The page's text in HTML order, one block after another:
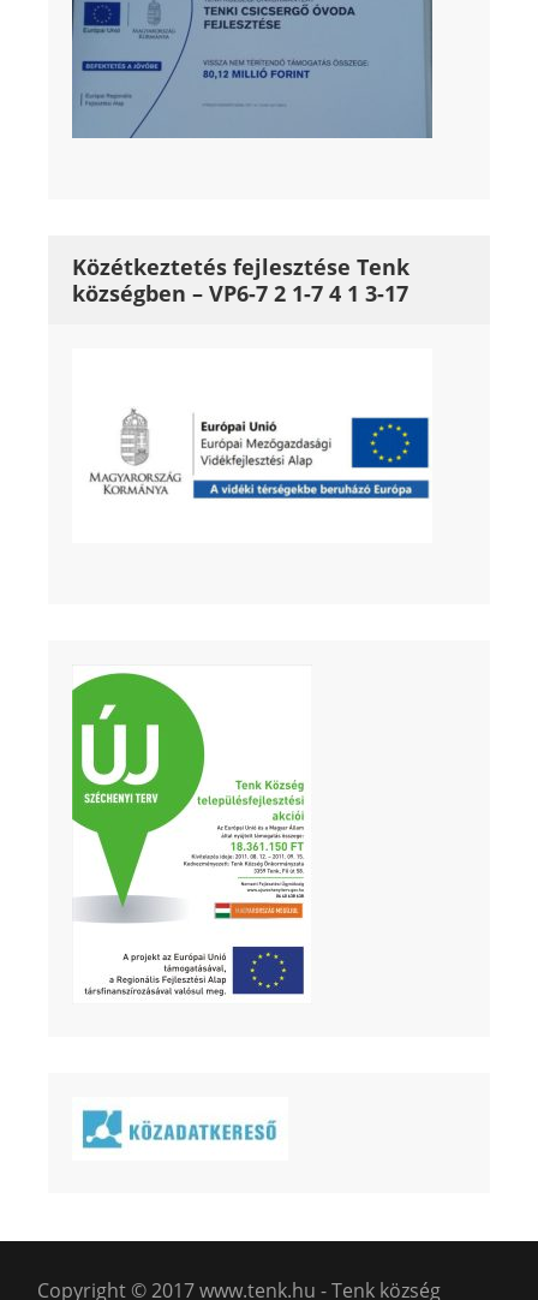
Közétkeztetés fejlesztése Tenk
községben – VP6-7 2 1-7 4 1 3-17
Copyright © 2017 www.tenk.hu - Tenk község